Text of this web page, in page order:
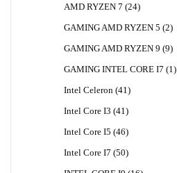
AMD RYZEN 7 2424
GAMING AMD RYZEN 5 22
GAMING AMD RYZEN 9 99
GAMING INTEL CORE I7
1 1
Intel Celeron 41 41
Intel Core I3 41 41
Intel Core I5 4646
Intel Core I7 5050